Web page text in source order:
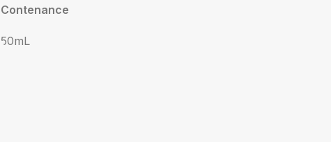
Contenance
50mL